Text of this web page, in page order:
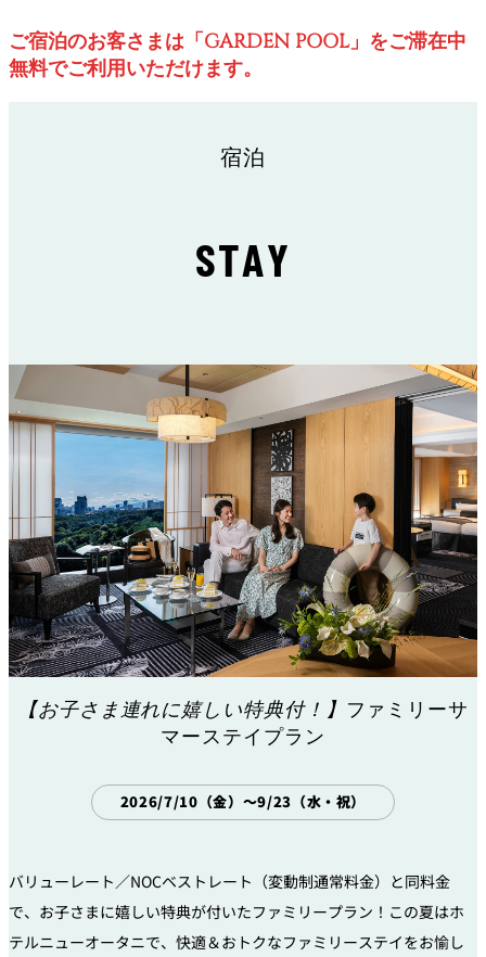
ご宿泊のお客さまは「GARDEN POOL」をご滞在中
無料でご利用いただけます。
宿泊
STAY
【お子さま連れに嬉しい特典付！】 ファミリーサ
マーステイプラン
2026/7/10（金）～9/23（水・祝）
バリューレート／NOCベストレート（変動制通常料金） と同料金
で、お子さまに嬉しい特典が付いたファミリープラン！ この夏はホ
テルニューオータニで、快適＆おトクなファミリーステイをお愉し